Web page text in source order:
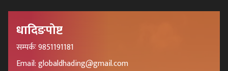
धादिङपोष्ट
सम्पर्कः 9851191181
Email: globaldhading@gmail.com